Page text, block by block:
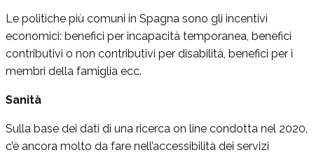
Le politiche più comuni in Spagna sono gli incentivi
economici: benefici per incapacità temporanea, benefici
contributivi o non contributivi per disabilità, benefici per i
membri della famiglia ecc.
Sanità
Sulla base dei dati di una ricerca on line condotta nel 2020,
c’è ancora molto da fare nell’accessibilità dei servizi